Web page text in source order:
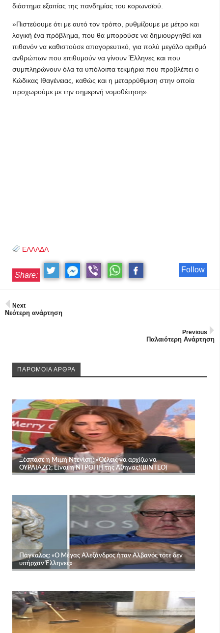
διάστημα εξαιτίας της πανδημίας του κορωνοϊού.
»Πιστεύουμε ότι με αυτό τον τρόπο, ρυθμίζουμε με μέτρο και
λογική ένα πρόβλημα, που θα μπορούσε να δημιουργηθεί και
πιθανόν να καθιστούσε απαγορευτικό, για πολύ μεγάλο αριθμό
ανθρώπων που επιθυμούν να γίνουν Έλληνες και που
συμπληρώνουν όλα τα υπόλοιπα τεκμήρια που προβλέπει ο
Κώδικας Ιθαγένειας, καθώς και η μεταρρύθμιση στην οποία
προχωρούμε με την σημερινή νομοθέτηση».
ΕΛΛΑΔΑ
Follow
Share:
Next
Νεότερη ανάρτηση
Previous
Παλαιότερη Ανάρτηση
ΠΑΡΟΜΟΙΑ ΑΡΘΡΑ